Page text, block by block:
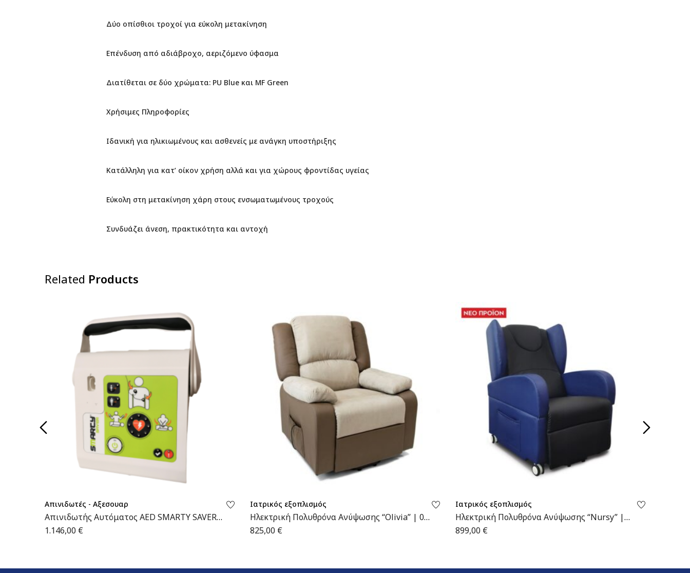
Δύο οπίσθιοι τροχοί για εύκολη μετακίνηση
Επένδυση από αδιάβροχο, αεριζόμενο ύφασμα
Διατίθεται σε δύο χρώματα: PU Blue και MF Green
Χρήσιμες Πληροφορίες
Ιδανική για ηλικιωμένους και ασθενείς με ανάγκη υποστήριξης
Κατάλληλη για κατ’ οίκον χρήση αλλά και για χώρους φροντίδας υγείας
Εύκολη στη μετακίνηση χάρη στους ενσωματωμένους τροχούς
Συνδυάζει άνεση, πρακτικότητα και αντοχή
Related Products
Απινιδωτές - Αξεσουαρ
Απινιδωτής Αυτόματος AED SMARTY SAVER
200J | 0803230 | Wemed
1.146,00 €
Ιατρικός εξοπλισμός
Ηλεκτρική Πολυθρόνα Ανύψωσης “Olivia” | 09-
2-125 | Wemed
825,00 €
Ιατρικός εξοπλισμός
Ηλεκτρική Πολυθρόνα Ανύψωσης “Nursy” |
09-2-134 | Wemed
899,00 €